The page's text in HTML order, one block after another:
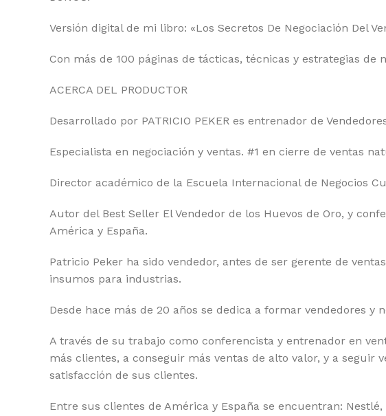
Versión digital de mi libro: «Los Secretos De Negociación Del
Con más de 100 páginas de tácticas, técnicas y estrategias de
ACERCA DEL PRODUCTOR
Desarrollado por PATRICIO PEKER es entrenador de
Especialista en negociación y ventas. #1 en cierre de ventas
Director académico de la Escuela Internacional de Negocios
Autor del Best Seller El Vendedor de los Huevos de Oro, y
América y España.
Patricio Peker ha sido vendedor, antes de ser gerente de
insumos para industrias.
Desde hace más de 20 años se dedica a formar vendedores
A través de su trabajo como conferencista y entrenador en
más clientes, a conseguir más ventas de alto valor, y a seguir
satisfacción de sus clientes.
Entre sus clientes de América y España se encuentran: